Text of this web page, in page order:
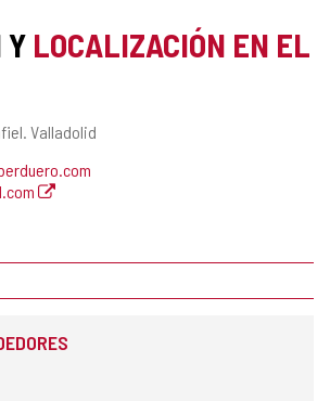
Y LOCALIZACIÓN EN EL
Valladolid